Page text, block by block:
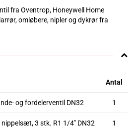
fra Oventrop, Honeywell Home
omløbere, nipler og dykrør fra
Antal
og fordelerventil DN32 1
3 stk. R1 1/4" DN32 1